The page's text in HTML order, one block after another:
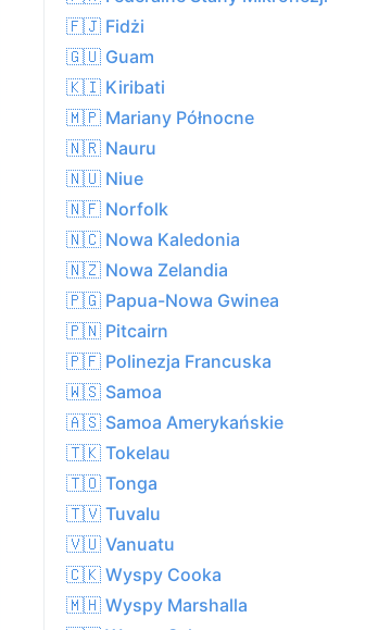
🇫🇯 Fidżi
🇬🇺 Guam
🇰🇮 Kiribati
🇲🇵 Mariany Północne
🇳🇷 Nauru
🇳🇺 Niue
🇳🇫 Norfolk
🇳🇨 Nowa Kaledonia
🇳🇿 Nowa Zelandia
🇵🇬 Papua-Nowa Gwinea
🇵🇳 Pitcairn
🇵🇫 Polinezja Francuska
🇼🇸 Samoa
🇦🇸 Samoa Amerykańskie
🇹🇰 Tokelau
🇹🇴 Tonga
🇹🇻 Tuvalu
🇻🇺 Vanuatu
🇨🇰 Wyspy Cooka
🇲🇭 Wyspy Marshalla